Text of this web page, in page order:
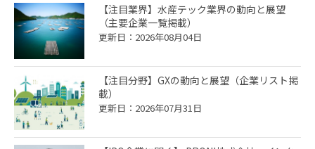
【注目業界】水産テック業界の動向と展望
（主要企業一覧掲載）
更新日：2026年08月04日
【注目分野】GXの動向と展望（企業リスト掲
載）
更新日：2026年07月31日